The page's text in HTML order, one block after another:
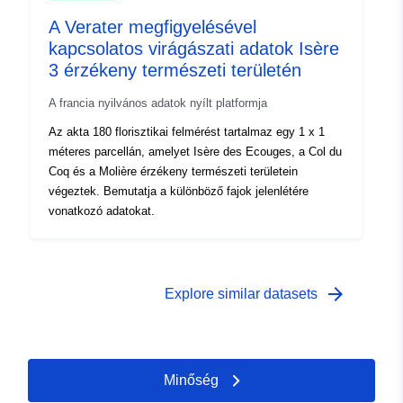
A Verater megfigyelésével
kapcsolatos virágászati adatok Isère
3 érzékeny természeti területén
A francia nyilvános adatok nyílt platformja
Az akta 180 florisztikai felmérést tartalmaz egy 1 x 1
méteres parcellán, amelyet Isère des Ecouges, a Col du
Coq és a Molière érzékeny természeti területein
végeztek. Bemutatja a különböző fajok jelenlétére
vonatkozó adatokat.
Explore similar datasets arrow_forward
Minőség